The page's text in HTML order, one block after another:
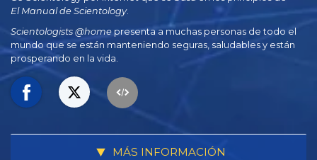
El Manual de Scientology.
Scientologists @home presenta a muchas personas de todo el
mundo que se están manteniendo seguras, saludables y están
prosperando en la vida.
MÁS INFORMACIÓN